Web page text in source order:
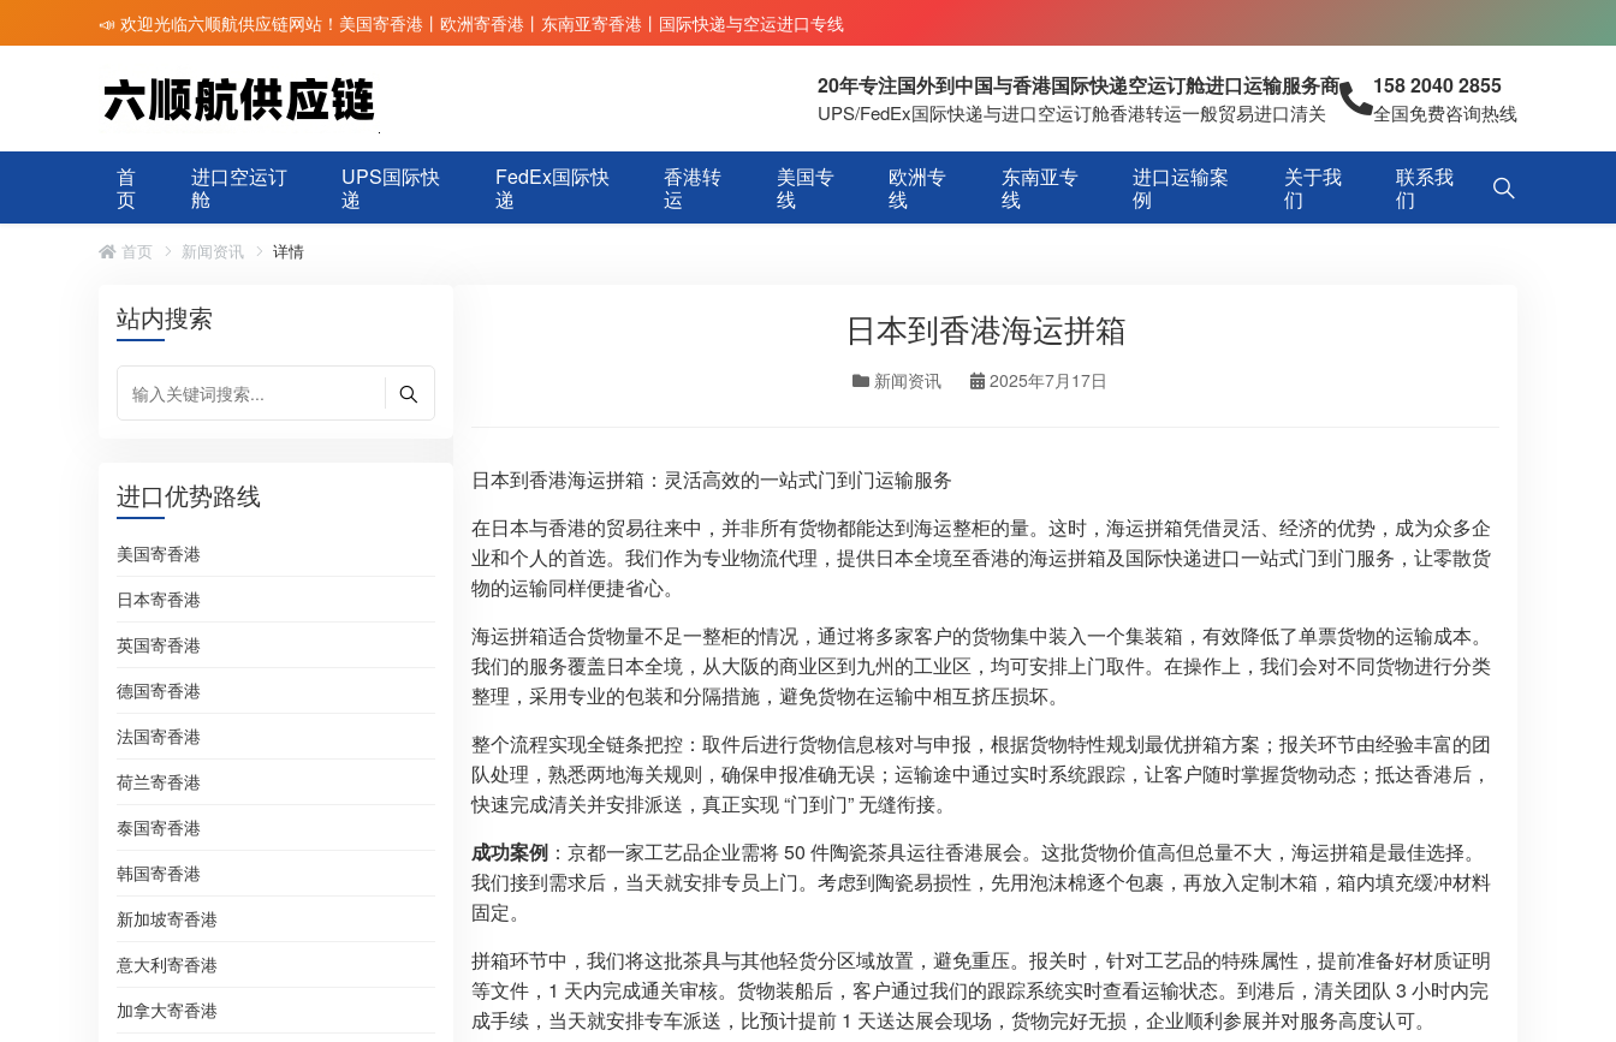
📣 欢迎光临六顺航供应链网站！美国寄香港丨欧洲寄香港丨东南亚寄香港丨国际快递与空运进口专线
20年专注国外到中国与香港国际快递空运订舱进口运输服务商
UPS/FedEx国际快递与进口空运订舱香港转运一般贸易进口清关
158 2040 2855
全国免费咨询热线
首
页
进口空运订
舱
UPS国际快
递
FedEx国际快
递
香港转
运
美国专
线
欧洲专
线
东南亚专
线
进口运输案
例
关于我
们
联系我
们
首页 新闻资讯 详情
站内搜索
进口优势路线
美国寄香港
日本寄香港
英国寄香港
德国寄香港
法国寄香港
荷兰寄香港
泰国寄香港
韩国寄香港
新加坡寄香港
意大利寄香港
加拿大寄香港
日本到香港海运拼箱
新闻资讯 2025年7月17日
日本到香港海运拼箱：灵活高效的一站式门到门运输服务
在日本与香港的贸易往来中，并非所有货物都能达到海运整柜的量。这时，海运拼箱凭借灵活、经济的优势，成为众多企
业和个人的首选。我们作为专业物流代理，提供日本全境至香港的海运拼箱及国际快递进口一站式门到门服务，让零散货
物的运输同样便捷省心。
海运拼箱适合货物量不足一整柜的情况，通过将多家客户的货物集中装入一个集装箱，有效降低了单票货物的运输成本。
我们的服务覆盖日本全境，从大阪的商业区到九州的工业区，均可安排上门取件。在操作上，我们会对不同货物进行分类
整理，采用专业的包装和分隔措施，避免货物在运输中相互挤压损坏。
整个流程实现全链条把控：取件后进行货物信息核对与申报，根据货物特性规划最优拼箱方案；报关环节由经验丰富的团
队处理，熟悉两地海关规则，确保申报准确无误；运输途中通过实时系统跟踪，让客户随时掌握货物动态；抵达香港后，
快速完成清关并安排派送，真正实现 “门到门” 无缝衔接。
成功案例 ：京都一家工艺品企业需将 50 件陶瓷茶具运往香港展会。这批货物价值高但总量不大，海运拼箱是最佳选择。
我们接到需求后，当天就安排专员上门。考虑到陶瓷易损性，先用泡沫棉逐个包裹，再放入定制木箱，箱内填充缓冲材料
固定。
拼箱环节中，我们将这批茶具与其他轻货分区域放置，避免重压。报关时，针对工艺品的特殊属性，提前准备好材质证明
等文件，1 天内完成通关审核。货物装船后，客户通过我们的跟踪系统实时查看运输状态。到港后，清关团队 3 小时内完
成手续，当天就安排专车派送，比预计提前 1 天送达展会现场，货物完好无损，企业顺利参展并对服务高度认可。